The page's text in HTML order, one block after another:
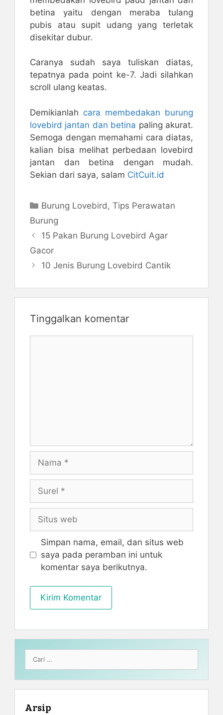
betina yaitu dengan meraba tulang
pubis atau supit udang yang terletak
disekitar dubur.
Caranya sudah saya tuliskan diatas,
tepatnya pada point ke-7. Jadi silahkan
scroll ulang keatas.
Demikianlah cara membedakan burung
lovebird jantan dan betina paling akurat.
Semoga dengan memahami cara diatas,
kalian bisa melihat perbedaan lovebird
jantan dan betina dengan mudah.
Sekian dari saya, salam CitCuit.id
Kategori
Burung Lovebird ,Tips Perawatan
Burung
15 Pakan Burung Lovebird Agar
Gacor
10 Jenis Burung Lovebird Cantik
Tinggalkan komentar
web
Simpan nama, email, dan situs web
saya pada peramban ini untuk
komentar saya berikutnya.
untuk:
Arsip